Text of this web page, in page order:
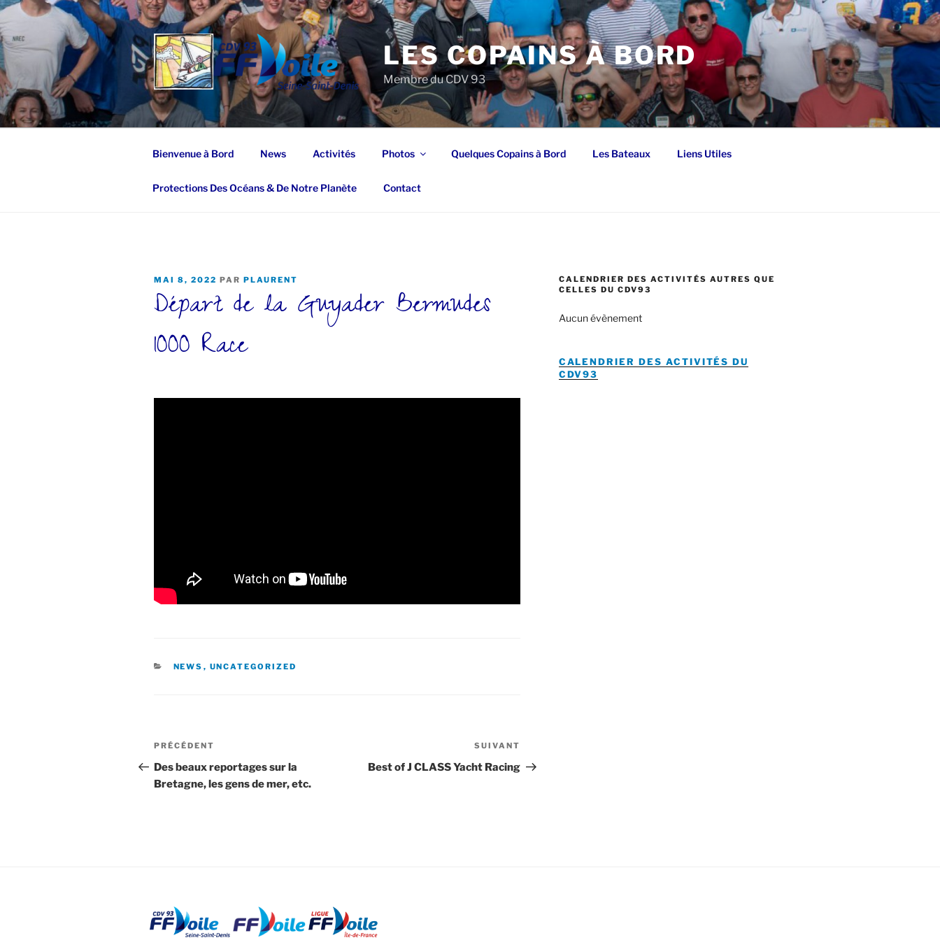
Aller
au
contenu
principal
LES COPAINS À BORD
Membre du CDV 93
Bienvenue à Bord News Activités Photos Quelques Copains à Bord Les Bateaux Liens Utiles
Protections Des Océans & De Notre Planète Contact
PUBLIÉ
MAI 8, 2022 PAR PLAURENT
Départ de la Guyader Bermudes
1000 Race
CATÉGORIES
NEWS , UNCATEGORIZED
Navigation
de
l’article
Article
précédent
PRÉCÉDENT
Des beaux reportages sur la
Bretagne, les gens de mer, etc.
suivant
SUIVANT
Best of J CLASS Yacht Racing
CALENDRIER DES ACTIVITÉS AUTRES QUE
CELLES DU CDV93
Aucun évènement
CALENDRIER DES ACTIVITÉS DU
CDV93